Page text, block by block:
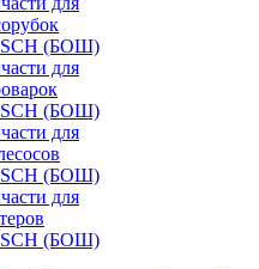
(БОШ)
для
(БОШ)
для
(БОШ)
для
(БОШ)